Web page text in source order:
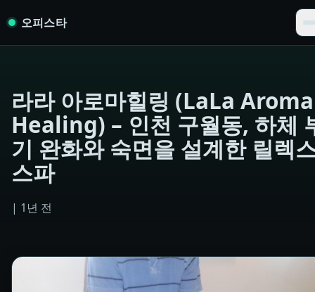
오피스타
라라 아로마힐링 (LaLa Aroma
Healing) – 인천 구월동, 하체
기 완화와 숙면을 설계한 릴렉
스파
| 1년 전